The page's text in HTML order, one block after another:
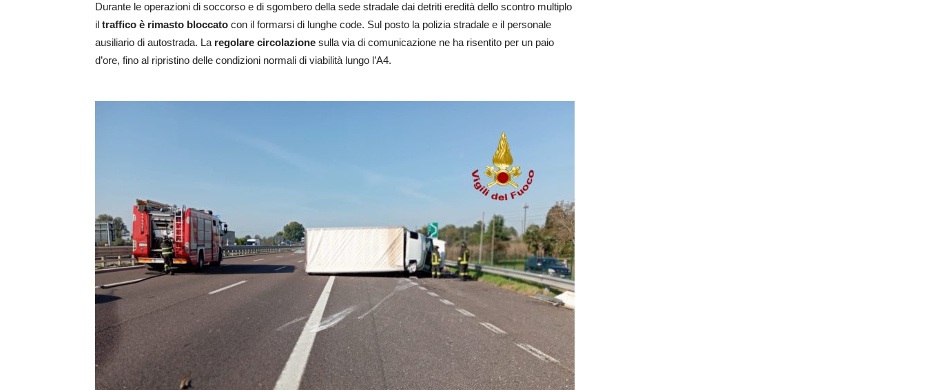
Durante le operazioni di soccorso e di sgombero della sede stradale dai detriti eredità dello scontro multiplo
il traffico è rimasto bloccato con il formarsi di lunghe code. Sul posto la polizia stradale e il personale
ausiliario di autostrada. La regolare circolazione sulla via di comunicazione ne ha risentito per un paio
d’ore, fino al ripristino delle condizioni normali di viabilità lungo l’A4.